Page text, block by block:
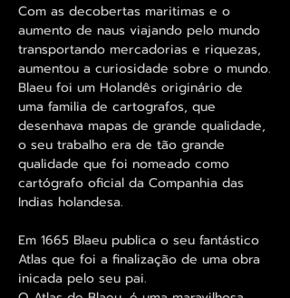
Com as decobertas maritimas e o
aumento de naus viajando pelo mundo
transportando mercadorias e riquezas,
aumentou a curiosidade sobre o mundo.
Blaeu foi um Holandês originário de
uma familia de cartografos, que
desenhava mapas de grande qualidade,
o seu trabalho era de tão grande
qualidade que foi nomeado como
cartógrafo oficial da Companhia das
Indias holandesa.
Em 1665 Blaeu publica o seu fantástico
Atlas que foi a finalização de uma obra
inicada pelo seu pai.